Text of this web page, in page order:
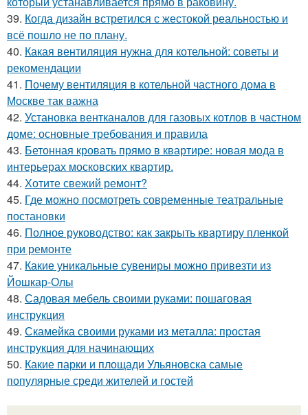
39. Когда дизайн встретился с жестокой реальностью и
всё пошло не по плану.
40. Какая вентиляция нужна для котельной: советы и
рекомендации
41. Почему вентиляция в котельной частного дома в
Москве так важна
42. Установка вентканалов для газовых котлов в частном
доме: основные требования и правила
43. Бетонная кровать прямо в квартире: новая мода в
интерьерах московских квартир.
44. Хотите свежий ремонт?
45. Где можно посмотреть современные театральные
постановки
46. Полное руководство: как закрыть квартиру пленкой
при ремонте
47. Какие уникальные сувениры можно привезти из
Йошкар-Олы
48. Садовая мебель своими руками: пошаговая
инструкция
49. Скамейка своими руками из металла: простая
инструкция для начинающих
50. Какие парки и площади Ульяновска самые
популярные среди жителей и гостей